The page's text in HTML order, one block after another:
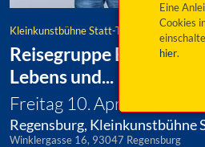
Eine
Cookies
hier.
Kleinkunstbühne Statt-Theater
Reisegruppe Ehrenfeld:
Lebens und...
Freitag 10. April 2026
Regensburg, Kleinkunstbühne
Winklergasse 16, 93047 Regensburg